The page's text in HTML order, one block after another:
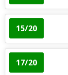
15/20
17/20